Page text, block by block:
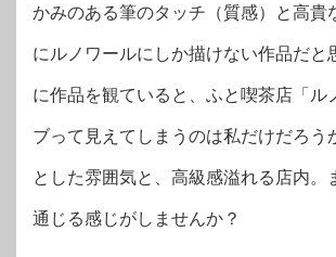
かみのある筆のタッチ（質感）と高貴
にルノワールにしか描けない作品だと
に作品を観ていると、ふと喫茶店「ル
ブって見えてしまうのは私だけだろう
とした雰囲気と、高級感溢れる店内。
通じる感じがしませんか？